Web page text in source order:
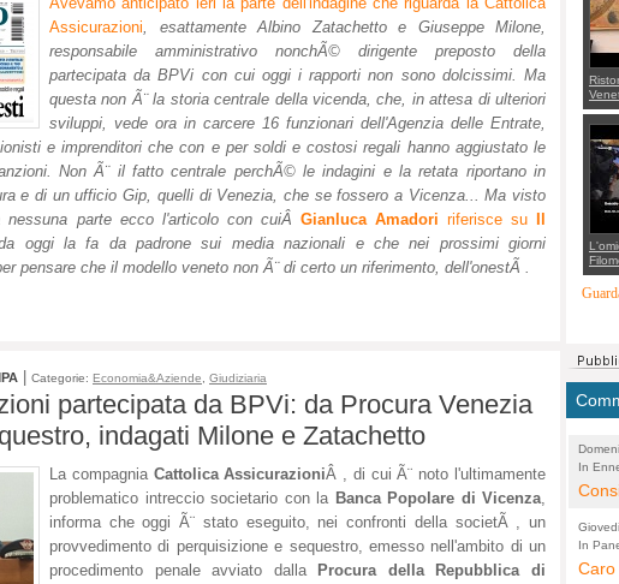
Assicurazioni, esattamente Albino Zatachetto e Giuseppe Milone,
responsabile amministrativo nonchÃ© dirigente preposto della
partecipata da BPVi con cui oggi i rapporti non sono dolcissimi. Ma
questa non Ã¨ la storia centrale della vicenda, che, in attesa di ulteriori
sviluppi, vede ora in carcere 16 funzionari dell'Agenzia delle Entrate,
e imprenditori che con e per soldi e costosi regali hanno aggiustato le
Non Ã¨ il fatto centrale perchÃ© le indagini e la retata riportano in
e di un ufficio Gip, quelli di Venezia, che se fossero a Vicenza... Ma visto
parte ecco l'articolo con cuiÂ Gianluca Amadori riferisce su
oggi la fa da padrone sui media nazionali e che nei prossimi giorni
pensare che il modello veneto non Ã¨ di certo un riferimento, dell'onestÃ .
Categorie: Economia&Aziende Giudiziaria
partecipata da BPVi: da Procura Venezia
indagati Milone e Zatachetto
La compagnia Cattolica AssicurazioniÂ , di cui Ã¨ noto l'ultimamente
problematico intreccio societario con laBanca Popolare di Vicenza,
informa che oggi Ã¨ stato eseguito, nei confronti della societÃ , un
provvedimento di perquisizione e sequestro, emesso nell'ambito di un
procedimento penale avviato dallaProcura della Repubblica di
con
In
In
Caro